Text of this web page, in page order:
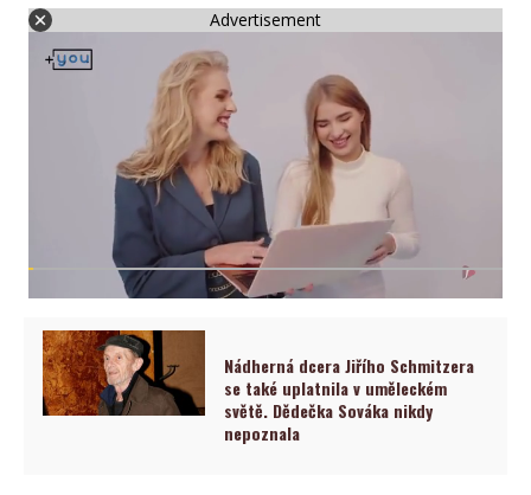
Advertisement
Nádherná dcera Jiřího Schmitzera
se také uplatnila v uměleckém
světě. Dědečka Sováka nikdy
nepoznala